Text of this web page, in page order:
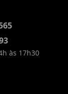
às 17h30